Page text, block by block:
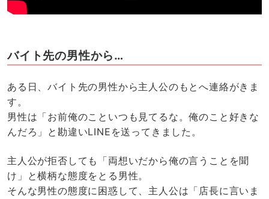
バイト先の男性から…
ある日、バイト先の男性から主人公のもとへ連絡がきま
す。
男性は「お前俺のこといつも見てるな。俺のこと好きな
んだろ」と勘違いLINEを送ってきました。
主人公が拒否しても「両想いだから俺の言うことを聞
け」と横柄な態度をとる男性。
そんな男性の態度に困惑して、主人公は「店長に言いま